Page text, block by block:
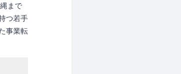
まで
つ若手
事業転